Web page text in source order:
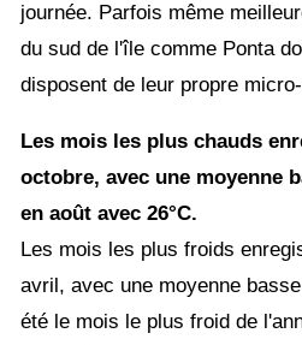
journée. Parfois même
du sud de l'île comme Ponta
disposent de leur propre
Les mois les plus chauds
octobre, avec une moyenne
en août avec 26°C.
Les mois les plus froids
avril, avec une moyenne
été le mois le plus froid de